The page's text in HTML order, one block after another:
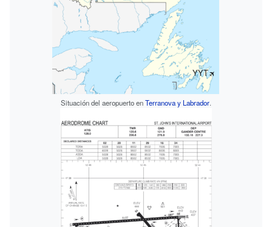
YYT
Situación del aeropuerto enTerranova y Labrador.